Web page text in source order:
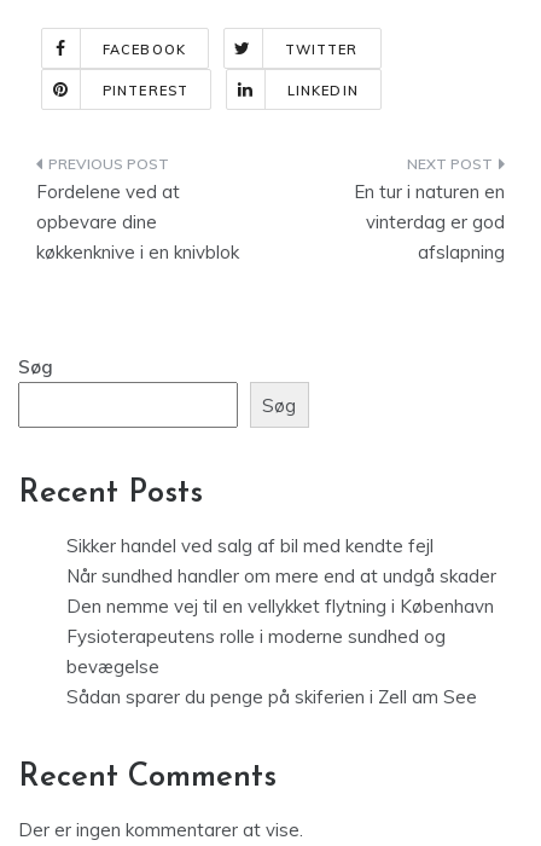
FACEBOOK TWITTER
PINTEREST LINKEDIN
Indlægsnavigation
Fordelene ved at
opbevare dine
køkkenknive i en knivblok
En tur i naturen en
vinterdag er god
afslapning
Søg
Søg
Recent Posts
Sikker handel ved salg af bil med kendte fejl
Når sundhed handler om mere end at undgå skader
Den nemme vej til en vellykket flytning i København
Fysioterapeutens rolle i moderne sundhed og
bevægelse
Sådan sparer du penge på skiferien i Zell am See
Recent Comments
Der er ingen kommentarer at vise.